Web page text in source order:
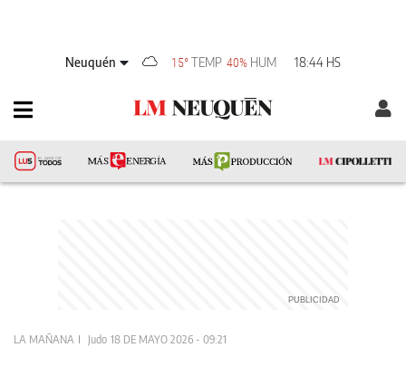
Neuquén 15° TEMP 40% HUM 18:44 HS
LA MAÑANA Judo 18 DE MAYO 2026 - 09:21